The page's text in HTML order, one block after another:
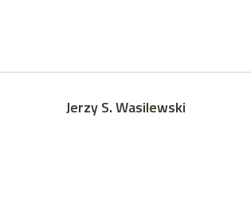
Jerzy S. Wasilewski